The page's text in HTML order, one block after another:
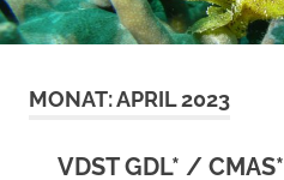
MONAT:APRIL 2023
VDST GDL* / CMAS*